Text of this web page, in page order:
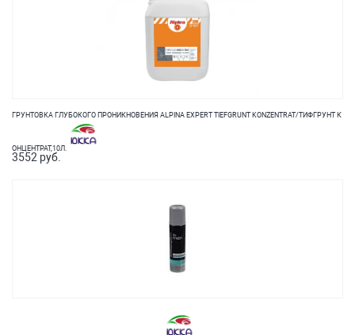
ГРУНТОВКА ГЛУБОКОГО ПРОНИКНОВЕНИЯ ALPINA EXPERT TIEFGRUNT KONZENTRAT/ТИФГРУНТ К
ОНЦЕНТРАТ,10Л.
3552 руб.